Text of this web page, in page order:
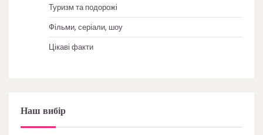
Туризм та подорожі
Фільми, серіали, шоу
Цікаві факти
Наш вибір